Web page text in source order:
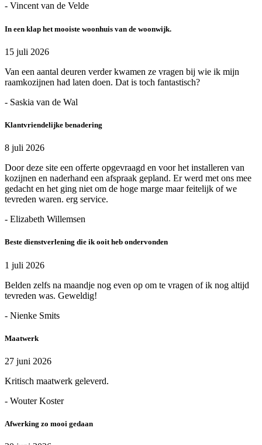
- Vincent van de Velde
In een klap het mooiste woonhuis van de woonwijk.
15 juli 2026
Van een aantal deuren verder kwamen ze vragen bij wie ik mijn
raamkozijnen had laten doen. Dat is toch fantastisch?
- Saskia van de Wal
Klantvriendelijke benadering
8 juli 2026
Door deze site een offerte opgevraagd en voor het installeren van
kozijnen en naderhand een afspraak gepland. Er werd met ons mee
gedacht en het ging niet om de hoge marge maar feitelijk of we
tevreden waren. erg service.
- Elizabeth Willemsen
Beste dienstverlening die ik ooit heb ondervonden
1 juli 2026
Belden zelfs na maandje nog even op om te vragen of ik nog altijd
tevreden was. Geweldig!
- Nienke Smits
Maatwerk
27 juni 2026
Kritisch maatwerk geleverd.
- Wouter Koster
Afwerking zo mooi gedaan